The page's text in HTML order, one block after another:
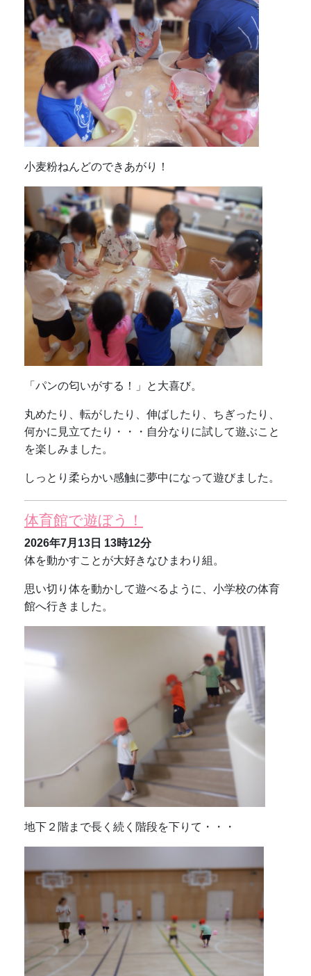
小麦粉ねんどのできあがり！
「パンの匂いがする！」と大喜び。
丸めたり、転がしたり、伸ばしたり、ちぎったり、
何かに見立てたり・・・自分なりに試して遊ぶこと
を楽しみました。
しっとり柔らかい感触に夢中になって遊びました。
体育館で遊ぼう！
2026年7月13日 13時12分
体を動かすことが大好きなひまわり組。
思い切り体を動かして遊べるように、小学校の体育
館へ行きました。
地下２階まで長く続く階段を下りて・・・